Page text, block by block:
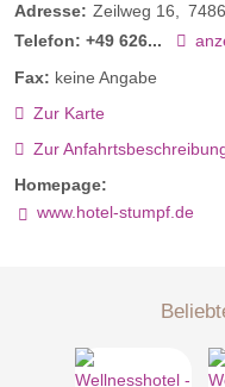
Adresse: Zeilweg 16
Telefon: +49 626...
Fax: keine Angabe
Zur Karte
Zur
Homepage:
www.hotel-stumpf.de